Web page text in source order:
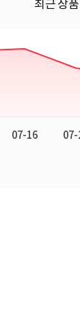
최근 상